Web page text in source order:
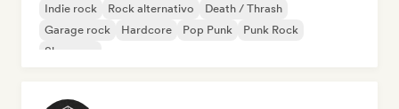
Indie rock Rock alternativo
Death / Thrash
Garage rock
Hardcore Pop Punk
Punk Rock
Shoegaze